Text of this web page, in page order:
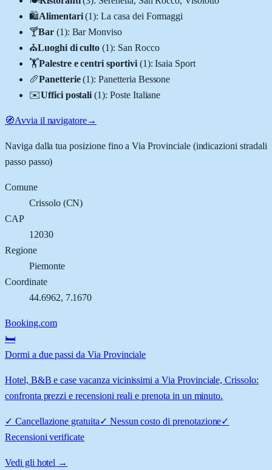
🛍️Alimentari (1):La casa dei Formaggi
🍸Bar (1): Bar Monviso
⛪Luoghi di culto (1): San Rocco
🏋️Palestre e centri sportivi (1):Isaia Sport
🥖Panetterie (1):Panetteria Bessone
✉️Uffici postali (1): Poste Italiane
🧭Avvia il navigatore→
Naviga dalla tua posizione fino aVia Provinciale(indicazioni stradali
passo passo)
Comune
Crissolo(CN)
CAP
12030
Regione
Piemonte
Coordinate
44.6962, 7.1670
Booking.com
🛏️
Dormi a due passi da Via Provinciale
Hotel, B&B e case vacanza vicinissimi a Via Provinciale, Crissolo:
confronta prezzi e recensioni reali e prenota in un minuto.
✓ Cancellazione gratuita✓ Nessun costo di prenotazione✓
Recensioni verificate
Vedi gli hotel →